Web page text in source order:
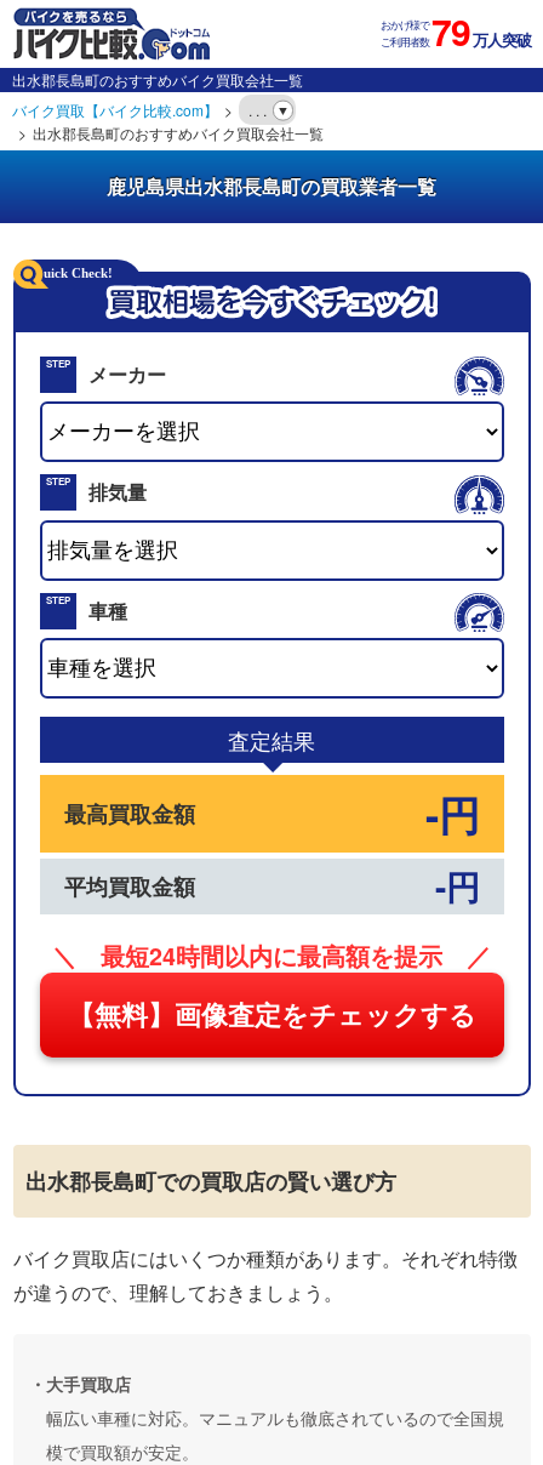
おかげ様で
ご利用者数79万人突破
出水郡長島町のおすすめバイク買取会社一覧
バイク買取【バイク比較.com】
. . .
出水郡長島町のおすすめバイク買取会社一覧
鹿児島県出水郡長島町の買取業者一覧
STEP
01
メーカー
STEP
02
排気量
STEP
03
車種
査定結果
最高買取金額 -円
平均買取金額 -円
＼ 最短24時間以内に最高額を提示 ／
【無料】画像査定をチェックする
出水郡長島町での買取店の賢い選び方
バイク買取店にはいくつか種類があります。それぞれ特徴
が違うので、理解しておきましょう。
・大手買取店
幅広い車種に対応。マニュアルも徹底されているので全国規
模で買取額が安定。